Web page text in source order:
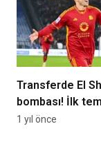
Transferde El
bombası! İlk
kuruldu
1 yıl önce